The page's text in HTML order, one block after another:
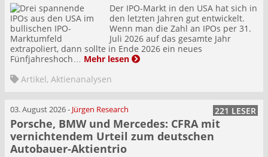
Der IPO-Markt in den USA hat sich in
den letzten Jahren gut entwickelt.
Wenn man die Zahl an IPOs per 31.
Juli 2026 auf das gesamte Jahr
extrapoliert, dann sollte in Ende 2026 ein neues
Fünfjahreshoch… Mehr lesen
Artikel, Aktienanalysen
03. August 2026- Jürgen Research 221 LESER
Porsche, BMW und Mercedes: CFRA mit
vernichtendem Urteil zum deutschen
Autobauer-Aktientrio